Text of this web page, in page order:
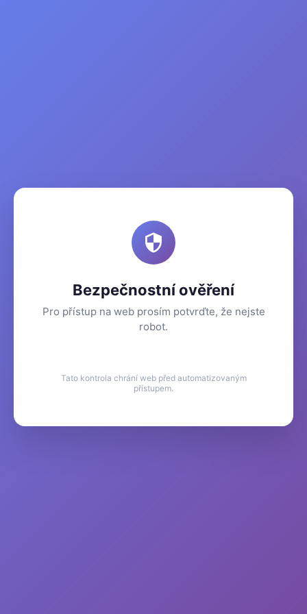
Bezpečnostní ověření
Pro přístup na web prosím potvrďte, že nejste
robot.
Tato kontrola chrání web před automatizovaným
přístupem.